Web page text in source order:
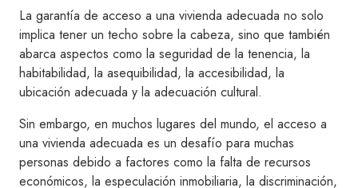
La garantía de acceso a una vivienda adecuada no solo
implica tener un techo sobre la cabeza, sino que también
abarca aspectos como la seguridad de la tenencia, la
habitabilidad, la asequibilidad, la accesibilidad, la
ubicación adecuada y la adecuación cultural.
Sin embargo, en muchos lugares del mundo, el acceso a
una vivienda adecuada es un desafío para muchas
personas debido a factores como la falta de recursos
económicos, la especulación inmobiliaria, la discriminación,